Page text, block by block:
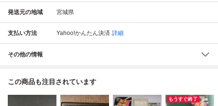
発送元の地域 宮城県
支払い方法 Yahoo!かんたん決済 詳細
その他の情報
この商品も注目されています
もうすぐ終了